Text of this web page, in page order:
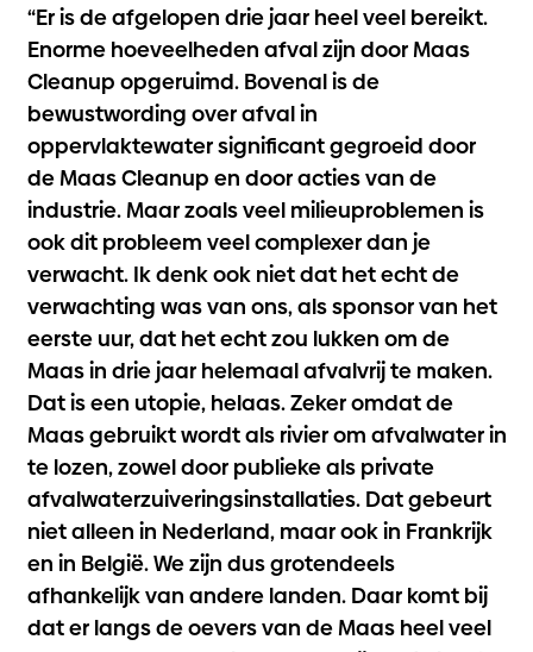
“Er is de afgelopen drie jaar heel veel bereikt.
Enorme hoeveelheden afval zijn door Maas
Cleanup opgeruimd. Bovenal is de
bewustwording over afval in
oppervlaktewater significant gegroeid door
de Maas Cleanup en door acties van de
industrie. Maar zoals veel milieuproblemen is
ook dit probleem veel complexer dan je
verwacht. Ik denk ook niet dat het echt de
verwachting was van ons, als sponsor van het
eerste uur, dat het echt zou lukken om de
Maas in drie jaar helemaal afvalvrij te maken.
Dat is een utopie, helaas. Zeker omdat de
Maas gebruikt wordt als rivier om afvalwater in
te lozen, zowel door publieke als private
afvalwaterzuiveringsinstallaties. Dat gebeurt
niet alleen in Nederland, maar ook in Frankrijk
en in België. We zijn dus grotendeels
afhankelijk van andere landen. Daar komt bij
dat er langs de oevers van de Maas heel veel